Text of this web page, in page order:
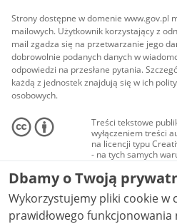
Strony dostępne w domenie www.gov.pl
mailowych. Użytkownik korzystający z
mail zgadza się na przetwarzanie jego
dobrowolnie podanych danych w
odpowiedzi na przesłane pytania.
każdą z jednostek znajdują się w ich
osobowych.
Treści tekstowe
wyłączeniem treści
na licencji typu
- na tych samych
Materiały
audio i wideo, są
Creative Commons:
niekomercyjne - bez
NC-ND 4.0), o ile nie
Dbamy o Twoją
Wykorzystujemy pliki cookie w
prawidłowego